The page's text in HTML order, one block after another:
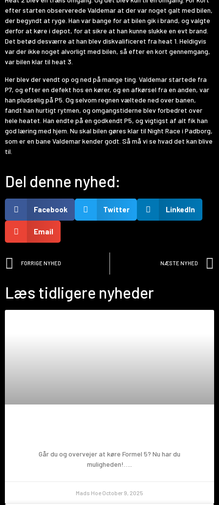
efter starten observerede Valdemar at der var noget galt med bilen,
der begyndt at ryge. Han var bange for at bilen gik i brand, og valgte
derfor at køre i depot, for at sikre at han kunne slukke en evt brand.
Det betød desværre at han blev diskvalificeret fra heat 1. Heldigvis
var der ikke noget alvorligt med bilen, så efter en kort gennemgang,
var bilen klar til heat 3.
Her blev der vendt op og ned på mange ting. Valdemar startede fra
P7, og efter en defekt hos en kører, og en afkørsel fra en anden, var
han pludselig på P5. Og selvom regnen væltede ned over banen,
fandt han hurtigt rytmen, og omgangstiderne blev forbedret over
hele heatet. Han endte på en godkendt P5, og vigtigst af alt fik han
god læring med hjem. Nu skal bilen gøres klar til Night Race i Padborg,
som er en bane Valdemar kender godt. Så må vi se hvad det kan blive
til.
Del denne nyhed:
Facebook Twitter LinkedIn
Email
FORRIGE NYHED NÆSTE NYHED
Læs tidligere nyheder
Går du og overvejer at køre Formel 5? Nu har du
muligheden!…..
Mads Hoe October 9, 2025